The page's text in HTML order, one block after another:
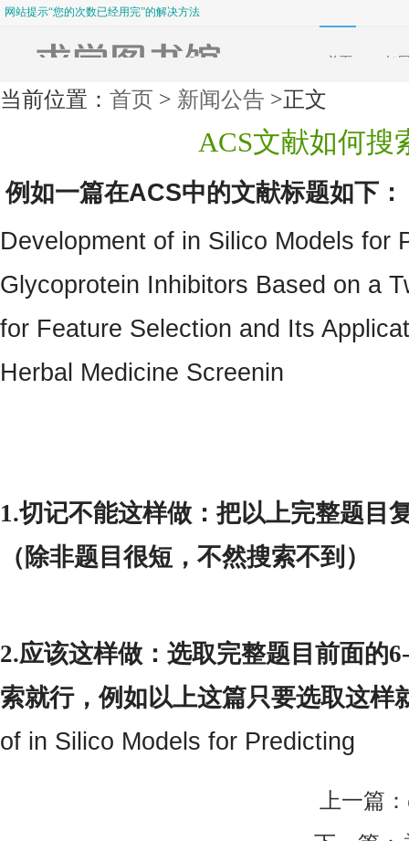
网站提示“您的次数已经用完”的解决方法
网站提示“您的次数已经用完”的解决方法
首页 知
当前位置： 首页 > 新闻公告 >正文
ACS文献如何搜
例如一篇在ACS中的文献标题如下：
Development of in Silico Models for
Glycoprotein Inhibitors Based on a
for Feature Selection and Its
Herbal Medicine Screenin
1.切记不能这样做：把以上完整题目
（除非题目很短，不然搜索不到）
2.应该这样做：选取完整题目前面的
索就行，例如以上这篇只要选取这样
of in Silico Models for Predicting
上一篇：